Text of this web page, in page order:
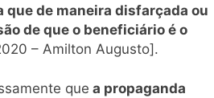
de maneira disfarçada ou
de que o beneficiário é o
– Amilton Augusto].
que a propaganda